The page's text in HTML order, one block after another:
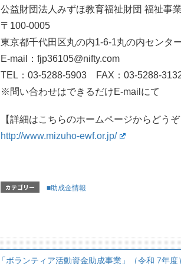
公益財団法人みずほ教育福祉財団 福祉事
〒100-0005
東京都千代田区丸の内1-6-1丸の内センタ
E-mail：fjp36105@nifty.com
TEL：03‐5288‐5903 FAX：
※問い合わせはできるだけE-mailにて
【詳細はこちらのホームページからどうぞ
http://www.mizuho-ewf.or.jp/
カテゴリー ■助成金情報
「ボランティア活動資金助成事業」（令和 7年度